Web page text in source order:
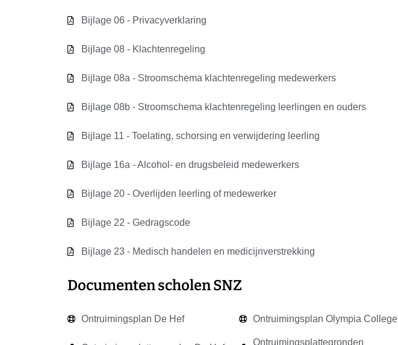
Bijlage 06 - Privacyverklaring
Bijlage 08 - Klachtenregeling
Bijlage 08a - Stroomschema klachtenregeling medewerkers
Bijlage 08b - Stroomschema klachtenregeling leerlingen en ouders
Bijlage 11 - Toelating, schorsing en verwijdering leerling
Bijlage 16a - Alcohol- en drugsbeleid medewerkers
Bijlage 20 - Overlijden leerling of medewerker
Bijlage 22 - Gedragscode
Bijlage 23 - Medisch handelen en medicijnverstrekking
Documenten scholen SNZ
Ontruimingsplan De Hef Ontruimingsplan Olympia College
Ontruimingsplattegronden